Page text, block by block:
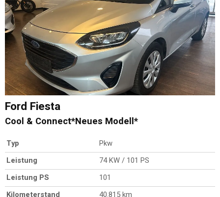
Ford Fiesta
Cool & Connect*Neues Modell*
Typ
Pkw
Leistung
74 KW / 101 PS
Leistung PS
101
Kilometerstand
40.815 km